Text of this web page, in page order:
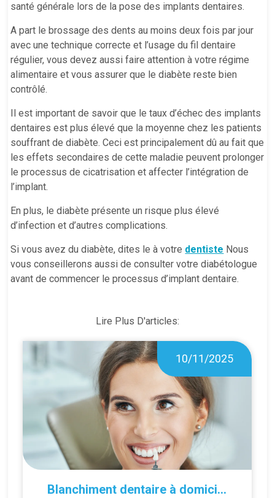
santé générale lors de la pose des implants dentaires.
A part le brossage des dents au moins deux fois par jour
avec une technique correcte et l’usage du fil dentaire
régulier, vous devez aussi faire attention à votre régime
alimentaire et vous assurer que le diabète reste bien
contrôlé.
Il est important de savoir que le taux d’échec des implants
dentaires est plus élevé que la moyenne chez les patients
souffrant de diabète. Ceci est principalement dû au fait que
les effets secondaires de cette maladie peuvent prolonger
le processus de cicatrisation et affecter l’intégration de
l’implant.
En plus, le diabète présente un risque plus élevé
d’infection et d’autres complications.
Si vous avez du diabète, dites le à votre dentiste Nous
vous conseillerons aussi de consulter votre diabétologue
avant de commencer le processus d’implant dentaire.
Lire Plus D'articles:
10/11/2025
Blanchiment dentaire à domicile ou en cabinet : que choisir ?